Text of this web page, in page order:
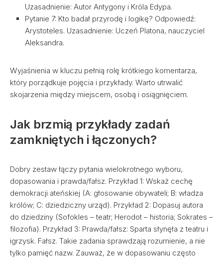
Uzasadnienie: Autor Antygony i Króla Edypa.
Pytanie 7: Kto badał przyrodę i logikę? Odpowiedź:
Arystoteles. Uzasadnienie: Uczeń Platona, nauczyciel
Aleksandra.
Wyjaśnienia w kluczu pełnią rolę krótkiego komentarza,
który porządkuje pojęcia i przykłady. Warto utrwalić
skojarzenia między miejscem, osobą i osiągnięciem.
Jak brzmią przykłady zadań
zamkniętych i łączonych?
Dobry zestaw łączy pytania wielokrotnego wyboru,
dopasowania i prawda/fałsz. Przykład 1: Wskaż cechę
demokracji ateńskiej (A: głosowanie obywateli; B: władza
królów; C: dziedziczny urząd). Przykład 2: Dopasuj autora
do dziedziny (Sofokles – teatr; Herodot – historia; Sokrates –
filozofia). Przykład 3: Prawda/fałsz: Sparta słynęła z teatru i
igrzysk. Fałsz. Takie zadania sprawdzają rozumienie, a nie
tylko pamięć nazw. Zauważ, że w dopasowaniu często